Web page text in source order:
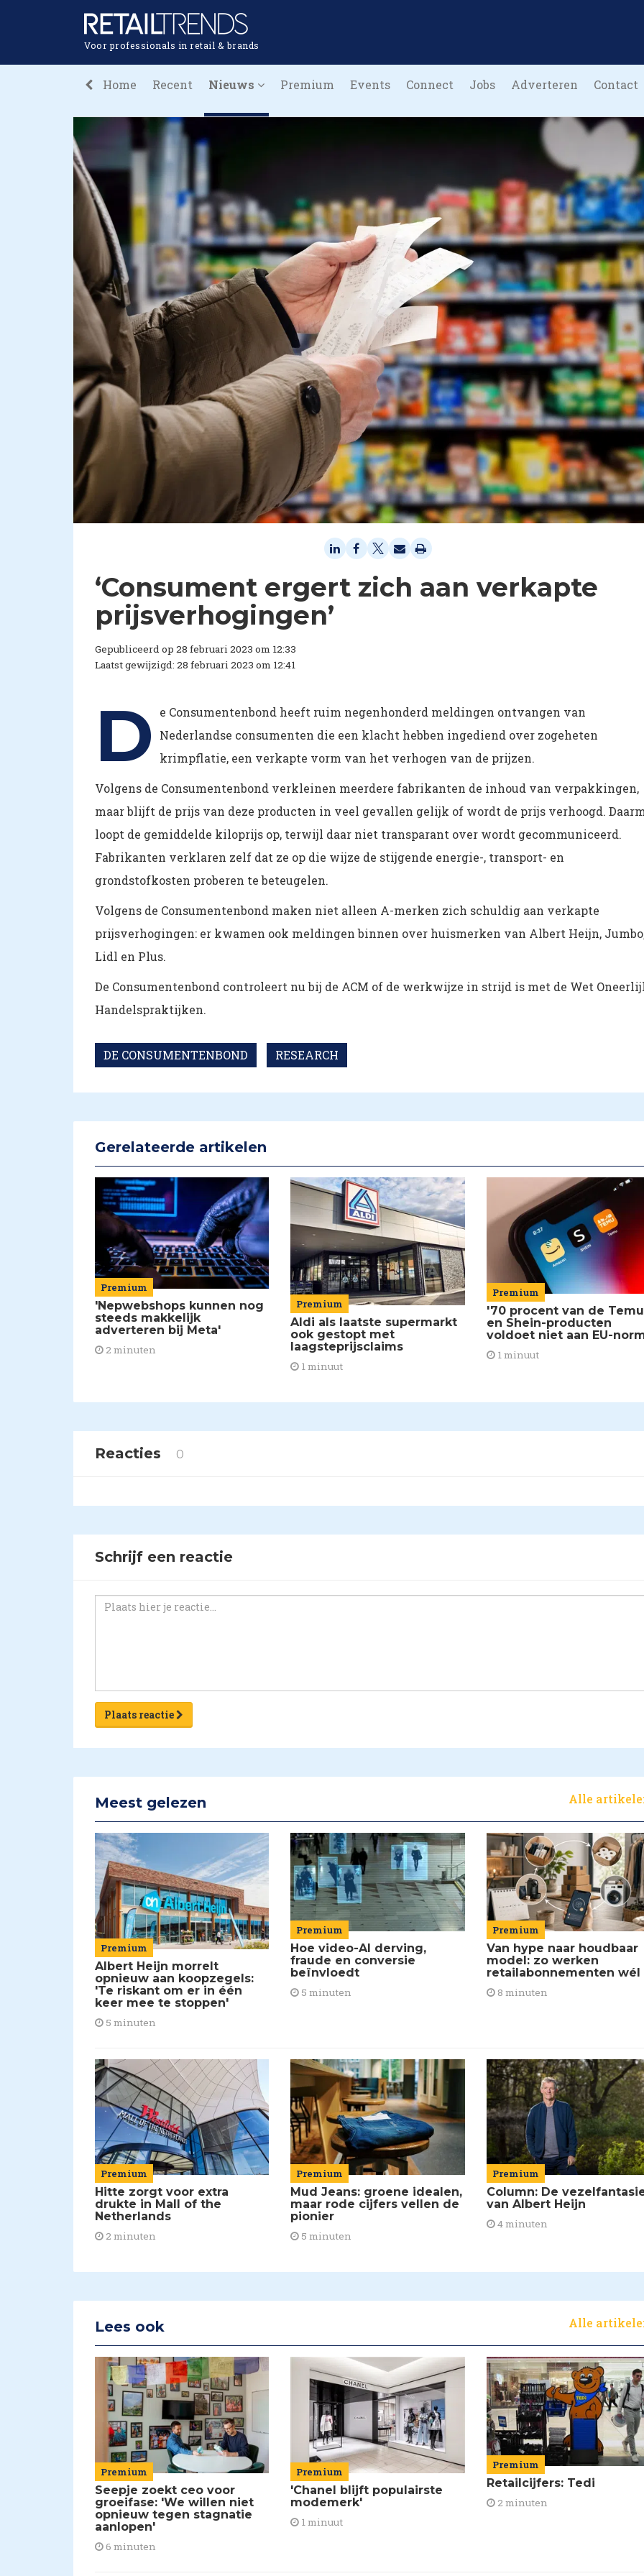
Voor professionals in retail & brands
Home Recent Nieuws Premium Events Connect Jobs Adverteren Contact
‘Consument ergert zich aan verkapte
prijsverhogingen’
Gepubliceerd op 28 februari 2023 om 12:33
Laatst gewijzigd: 28 februari 2023 om 12:41
D
e Consumentenbond heeft ruim negenhonderd meldingen ontvangen van
Nederlandse consumenten die een klacht hebben ingediend over zogeheten
krimpflatie, een verkapte vorm van het verhogen van de prijzen.
Volgens de Consumentenbond verkleinen meerdere fabrikanten de inhoud van verpakkingen,
maar blijft de prijs van deze producten in veel gevallen gelijk of wordt de prijs verhoogd.
loopt de gemiddelde kiloprijs op, terwijl daar niet transparant over wordt gecommuniceerd.
Fabrikanten verklaren zelf dat ze op die wijze de stijgende energie-, transport- en
grondstofkosten proberen te beteugelen.
Volgens de Consumentenbond maken niet alleen A-merken zich schuldig aan verkapte
prijsverhogingen: er kwamen ook meldingen binnen over huismerken van Albert Heijn,
Lidl en Plus.
De Consumentenbond controleert nu bij de ACM of de werkwijze in strijd is met de Wet
Handelspraktijken.
DE CONSUMENTENBOND RESEARCH
Gerelateerde artikelen
Premium
'Nepwebshops kunnen nog
steeds makkelijk
adverteren bij Meta'
2 minuten
Premium
Aldi als laatste supermarkt
ook gestopt met
laagsteprijsclaims
1 minuut
Premium
'70 procent van de
en Shein-producten
voldoet niet aan EU-
1 minuut
Reacties 0
Schrijf een reactie
Plaats reactie
Meest gelezen Alle
Premium
Albert Heijn morrelt
opnieuw aan koopzegels:
'Te riskant om er in één
keer mee te stoppen'
5 minuten
Premium
Hoe video-AI derving,
fraude en conversie
beïnvloedt
5 minuten
Premium
Van hype naar houdbaar
model: zo werken
retailabonnementen wél
8 minuten
Premium
Hitte zorgt voor extra
drukte in Mall of the
Netherlands
2 minuten
Premium
Mud Jeans: groene idealen,
maar rode cijfers vellen de
pionier
5 minuten
Premium
Column: De
van Albert Heijn
4 minuten
Lees ook Alle
Premium
Seepje zoekt ceo voor
groeifase: 'We willen niet
opnieuw tegen stagnatie
aanlopen'
6 minuten
Premium
'Chanel blijft populairste
modemerk'
1 minuut
Premium
Retailcijfers: Tedi
2 minuten